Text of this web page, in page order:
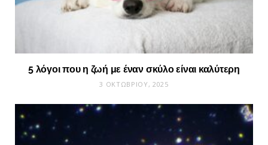
5 λόγοι που η ζωή με έναν σκύλο είναι καλύτερη
3 ΟΚΤΩΒΡΊΟΥ, 2025